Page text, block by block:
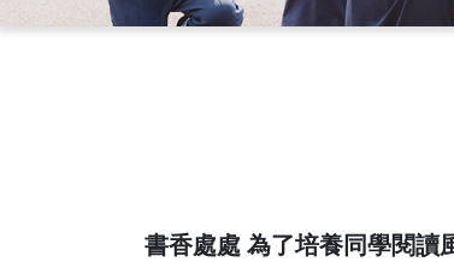
書香處處 為了培養同學閱讀